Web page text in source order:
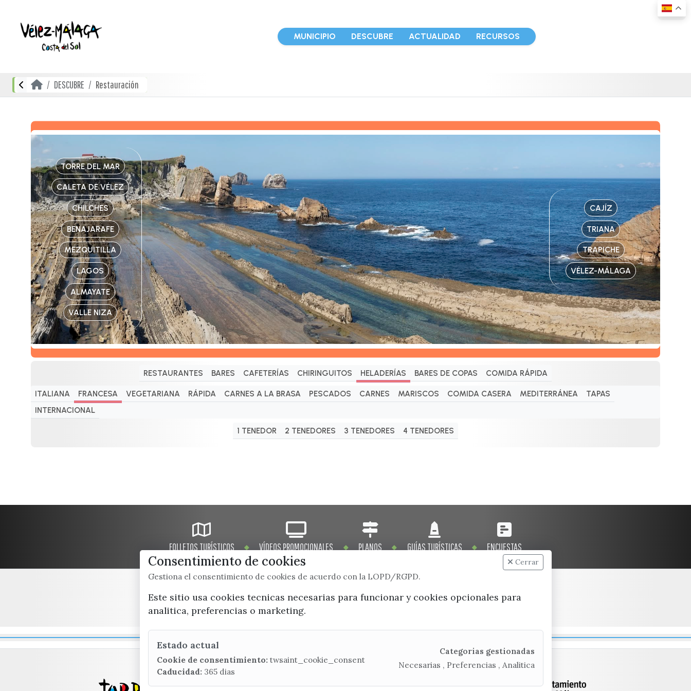
MUNICIPIO DESCUBRE ACTUALIDAD RECURSOS
DESCUBRE Restauración
TORRE DEL MAR
CALETA DE VÉLEZ
CHILCHES
BENAJARAFE
MEZQUITILLA
LAGOS
ALMAYATE
VALLE NIZA
CAJÍZ
TRIANA
TRAPICHE
VÉLEZ-MÁLAGA
RESTAURANTES BARES CAFETERÍAS CHIRINGUITOS HELADERÍAS BARES DE COPAS COMIDA RÁPIDA
ITALIANA FRANCESA VEGETARIANA RÁPIDA CARNES A LA BRASA PESCADOS CARNES MARISCOS COMIDA CASERA MEDITERRÁNEA
TAPAS
INTERNACIONAL
1 TENEDOR 2 TENEDORES 3 TENEDORES 4 TENEDORES
FOLLETOS TURÍSTICOS VÍDEOS PROMOCIONALES PLANOS GUÍAS TURÍSTICAS ENCUESTAS
x / twitter
Consentimiento de cookies
Gestiona el consentimiento de cookies de acuerdo con la LOPD/RGPD.
Cerrar
Este sitio usa cookies tecnicas necesarias para funcionar y cookies opcionales para
analitica, preferencias o marketing.
Estado actual
Cookie de consentimiento: twsaint_cookie_consent
Caducidad: 365 dias
Categorias gestionadas
Necesarias , Preferencias , Analitica